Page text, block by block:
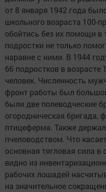
от 8 января 1942 года
школьного возраста 100-
обойтись без их помощи
подростки не только
наравне с ними. В 1944
66 подростков в
человек. Численность
фронт работы был
были две полеводческие
огородническая бригада,
птицеферма. Также
пчеловодством. Что
основная тягловая сила в
видно из
рабочих лошадей
на значительное